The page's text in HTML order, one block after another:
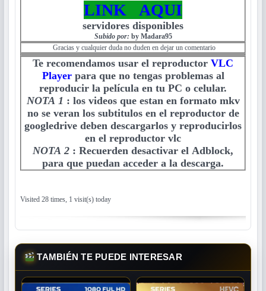
LINK AQUI
servidores disponibles
Subido por: by Madara95
Gracias y cualquier duda no duden en dejar un comentario
Te recomendamos usar el reproductor VLC
Playerpara que no tengas problemas al
reproducir la película en tu PC o celular.
NOTA 1 : los videos que estan en formato mkv
no se veran los subtitulos en el reproductor de
googledrive deben descargarlos y reproducirlos
en el reproductor vlc
NOTA 2 : Recuerden desactivar el Adblock,
para que puedan acceder a la descarga.
Visited 28 times, 1 visit(s) today
TAMBIÉN TE PUEDE INTERESAR